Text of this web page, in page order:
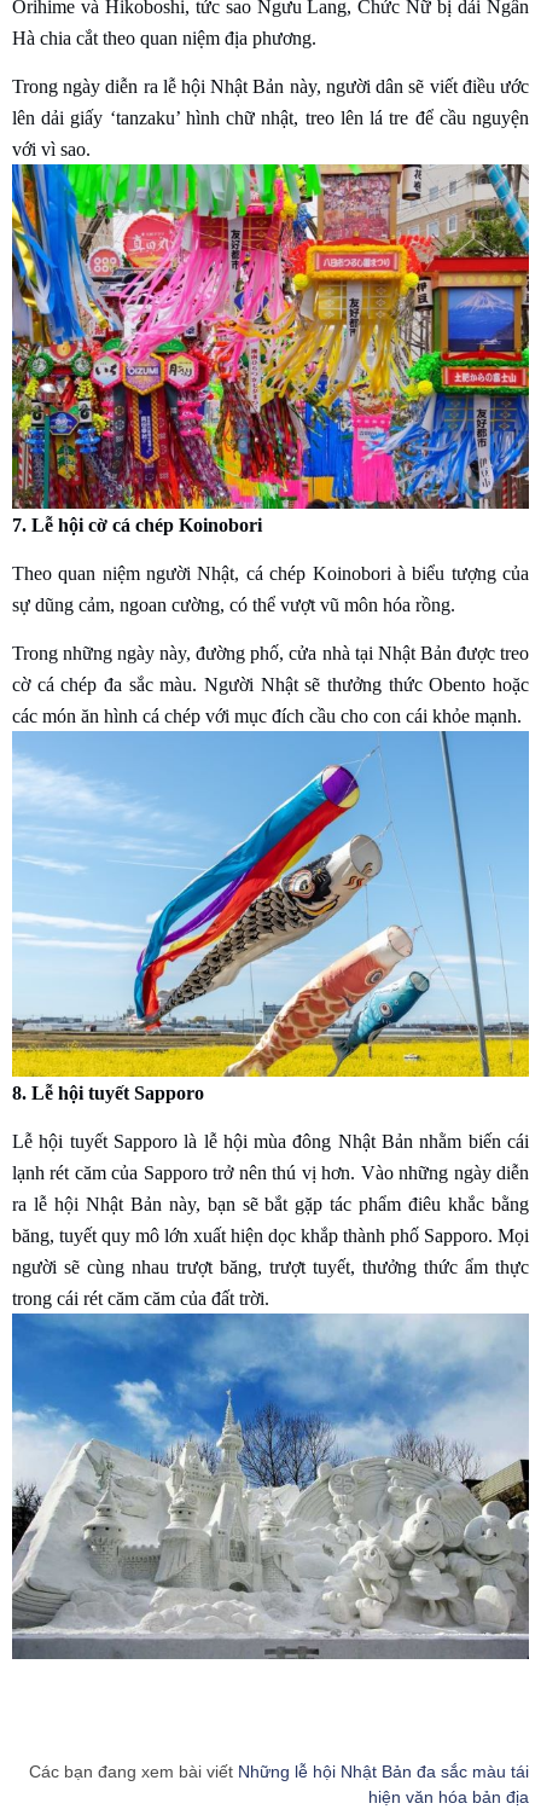
Orihime và Hikoboshi, tức sao Ngưu Lang, Chức Nữ bị dải Ngân
Hà chia cắt theo quan niệm địa phương.
Trong ngày diễn ra lễ hội Nhật Bản này, người dân sẽ viết điều ước
lên dải giấy ‘tanzaku’ hình chữ nhật, treo lên lá tre để cầu nguyện
với vì sao.
7. Lễ hội cờ cá chép Koinobori
Theo quan niệm người Nhật, cá chép Koinobori à biểu tượng của
sự dũng cảm, ngoan cường, có thể vượt vũ môn hóa rồng.
Trong những ngày này, đường phố, cửa nhà tại Nhật Bản được treo
cờ cá chép đa sắc màu. Người Nhật sẽ thưởng thức Obento hoặc
các món ăn hình cá chép với mục đích cầu cho con cái khỏe mạnh.
8. Lễ hội tuyết Sapporo
Lễ hội tuyết Sapporo là lễ hội mùa đông Nhật Bản nhằm biến cái
lạnh rét căm của Sapporo trở nên thú vị hơn. Vào những ngày diễn
ra lễ hội Nhật Bản này, bạn sẽ bắt gặp tác phẩm điêu khắc bằng
băng, tuyết quy mô lớn xuất hiện dọc khắp thành phố Sapporo. Mọi
người sẽ cùng nhau trượt băng, trượt tuyết, thưởng thức ẩm thực
trong cái rét căm căm của đất trời.
Các bạn đang xem bài viết Những lễ hội Nhật Bản đa sắc màu tái
hiện văn hóa bản địa